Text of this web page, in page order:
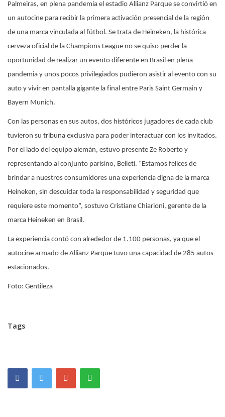
Palmeiras, en plena pandemia el estadio Allianz Parque se convirtió en
un autocine para recibir la primera activación presencial de la región
de una marca vinculada al fútbol. Se trata de Heineken, la histórica
cerveza oficial de la Champions League no se quiso perder la
oportunidad de realizar un evento diferente en Brasil en plena
pandemia y unos pocos privilegiados pudieron asistir al evento con su
auto y vivir en pantalla gigante la final entre Paris Saint Germain y
Bayern Munich.
Con las personas en sus autos, dos históricos jugadores de cada club
tuvieron su tribuna exclusiva para poder interactuar con los invitados.
Por el lado del equipo alemán, estuvo presente Ze Roberto y
representando al conjunto parisino, Belleti. “Estamos felices de
brindar a nuestros consumidores una experiencia digna de la marca
Heineken, sin descuidar toda la responsabilidad y seguridad que
requiere este momento”, sostuvo Cristiane Chiarioni, gerente de la
marca Heineken en Brasil.
La experiencia contó con alrededor de 1.100 personas, ya que el
autocine armado de Allianz Parque tuvo una capacidad de 285 autos
estacionados.
Foto: Gentileza
Tags